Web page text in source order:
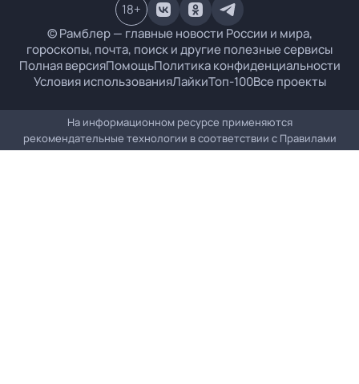
© Рамблер — главные новости России и мира,
гороскопы, почта, поиск и другие полезные сервисы
Полная версияПомощьПолитика конфиденциальности
Условия использованияЛайкиТоп-100Все проекты
18+
На информационном ресурсе применяются
рекомендательные технологии в соответствии с Правилами